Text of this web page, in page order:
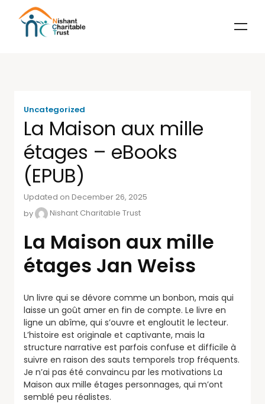
Uncategorized
La Maison aux mille
étages – eBooks
(EPUB)
Updated on December 26, 2025
by
Nishant Charitable Trust
La Maison aux mille
étages Jan Weiss
Un livre qui se dévore comme un bonbon, mais qui
laisse un goût amer en fin de compte. Le livre en
ligne un abîme, qui s’ouvre et engloutit le lecteur.
L’histoire est originale et captivante, mais la
structure narrative est parfois confuse et difficile à
suivre en raison des sauts temporels trop fréquents.
Je n’ai pas été convaincu par les motivations La
Maison aux mille étages personnages, qui m’ont
semblé peu réalistes.